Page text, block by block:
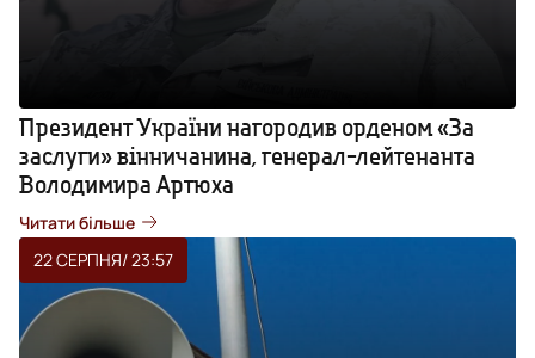
Президент України нагородив орденом «За
заслуги» вінничанина, генерал-лейтенанта
Володимира Артюха
Читати більше
22 СЕРПНЯ/ 23:57